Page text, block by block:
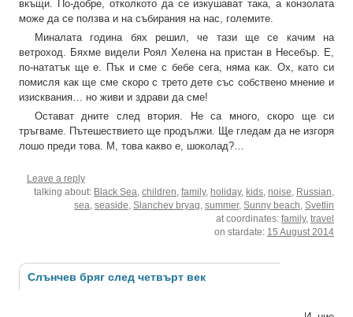
вкъщи. По-добре, отколкото да се изкушават така, а конзолата
може да се ползва и на събирания на нас, големите.
Миналата година бях решил, че тази ще се качим на
ветроход. Бяхме видели Роял Хелена на пристан в Несебър. Е,
по-нататък ще е. Пък и сме с бебе сега, няма как. Ох, като си
помисля как ще сме скоро с трето дете със собствено мнение и
изисквания… но живи и здрави да сме!
Остават дните след втория. Не са много, скоро ще си
тръгваме. Пътешествието ще продължи. Ще гледам да не изгоря
лошо преди това. М, това какво е, шоколад?…
Leave a reply
talking about: Black Sea children family, holiday, kids noise Russian
sea seaside Slanchev bryag summer, Sunny beach Svetlin
at coordinates: family, travel
on stardate: 15 August 2014
Слънчев бряг след четвърт век